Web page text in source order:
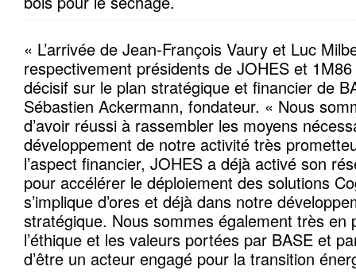
« L’arrivée de Jean-François Vaury et Luc
respectivement présidents de JOHES et
décisif sur le plan stratégique et financier de
Sébastien Ackermann, fondateur. « Nous
d’avoir réussi à rassembler les moyens
développement de notre activité très
l’aspect financier, JOHES a déjà activé son
pour accélérer le déploiement des solutions
s’implique d’ores et déjà dans notre
stratégique. Nous sommes également très en
l’éthique et les valeurs portées par BASE et
d’être un acteur engagé pour la transition